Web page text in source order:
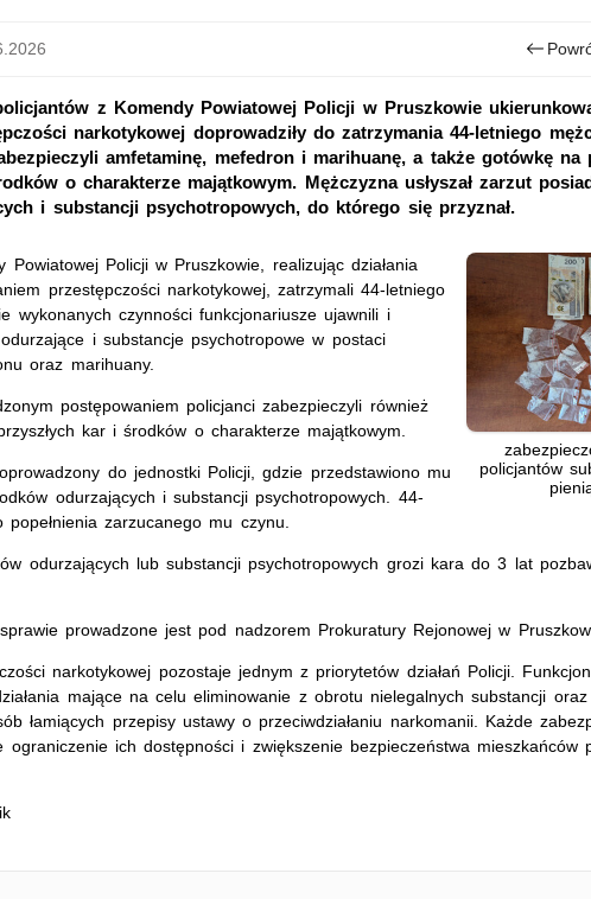
z Komendy Powiatowej Policji w Pruszkowie
narkotykowej doprowadziły do zatrzymania 44-letniego
amfetaminę, mefedron i marihuanę, a także gotówkę na
o charakterze majątkowym. Mężczyzna usłyszał zarzut
i substancji psychotropowych, do którego się przyznał.
policjantów
Powiatowej Policji w Pruszkowie, realizując działania
przestępczości narkotykowej, zatrzymali 44-letniego
wykonanych czynności funkcjonariusze ujawnili i
i substancje psychotropowe w postaci
oraz marihuany.
postępowaniem policjanci zabezpieczyli również
kar i środków o charakterze majątkowym.
do jednostki Policji, gdzie przedstawiono mu
odurzających i substancji psychotropowych. 44-
popełnienia zarzucanego mu czynu.
odurzających lub substancji psychotropowych grozi kara do 3 lat
prowadzone jest pod nadzorem Prokuratury Rejonowej w
narkotykowej pozostaje jednym z priorytetów działań Policji.
mające na celu eliminowanie z obrotu nielegalnych substancji
łamiących przepisy ustawy o przeciwdziałaniu narkomanii. Każde
ograniczenie ich dostępności i zwiększenie bezpieczeństwa mieszkańców